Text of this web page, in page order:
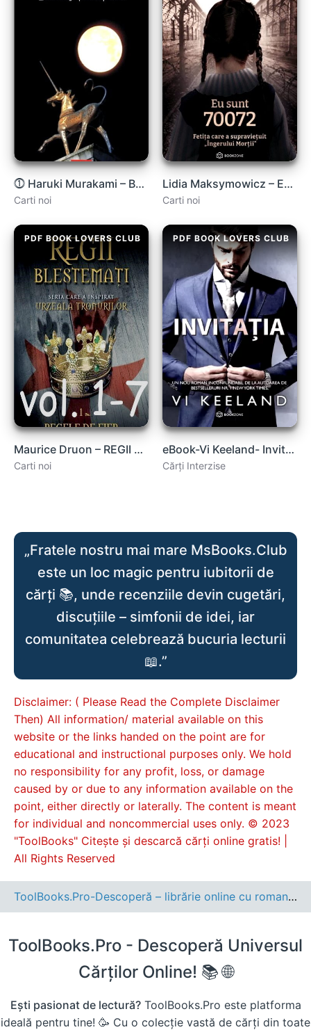
⓵ Haruki Murakami – Bărbați fără Femei .PDF
Carti noi
Lidia Maksymowicz – Eu sunt 70072 .PDF
Carti noi
PDF BOOK LOVERS CLUB
Maurice Druon – REGII BLESTEMAȚI – (7 in 1) .PDF
Carti noi
PDF BOOK LOVERS CLUB
eBook-Vi Keeland- Invitația carte .PDF
Cărți Interzise
„Fratele nostru mai mare MsBooks.Club
este un loc magic pentru iubitorii de
cărți 📚, unde recenziile devin cugetări,
discuțiile – simfonii de idei, iar
comunitatea celebrează bucuria lecturii
📖.”
Disclaimer: ( Please Read the Complete Disclaimer
Then) All information/ material available on this
website or the links handed on the point are for
educational and instructional purposes only. We hold
no responsibility for any profit, loss, or damage
caused by or due to any information available on the
point, either directly or laterally. The content is meant
for individual and noncommercial uses only. © 2023
"ToolBooks" Citește și descarcă cărți online gratis! |
All Rights Reserved
ToolBooks.Pro-Descoperă – librărie online cu romane, cărți pentru copii, dezvoltare personală și cele mai noi apariții editoriale.
ToolBooks.Pro - Descoperă Universul
Cărților Online! 📚 🌐
Ești pasionat de lectură?ToolBooks.Pro este platforma
ideală pentru tine! 🥳 Cu o colecție vastă de cărți din toate